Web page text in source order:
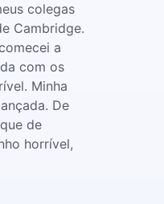
colegas
Cambridge.
a
com os
Minha
De
de
horrível,